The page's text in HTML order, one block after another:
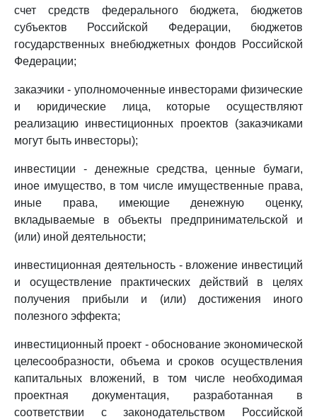
счет средств федерального бюджета, бюджетов
субъектов Российской Федерации, бюджетов
государственных внебюджетных фондов Российской
Федерации;
заказчики - уполномоченные инвесторами физические
и юридические лица, которые осуществляют
реализацию инвестиционных проектов (заказчиками
могут быть инвесторы);
инвестиции - денежные средства, ценные бумаги,
иное имущество, в том числе имущественные права,
иные права, имеющие денежную оценку,
вкладываемые в объекты предпринимательской и
(или) иной деятельности;
инвестиционная деятельность - вложение инвестиций
и осуществление практических действий в целях
получения прибыли и (или) достижения иного
полезного эффекта;
инвестиционный проект - обоснование экономической
целесообразности, объема и сроков осуществления
капитальных вложений, в том числе необходимая
проектная документация, разработанная в
соответствии с законодательством Российской